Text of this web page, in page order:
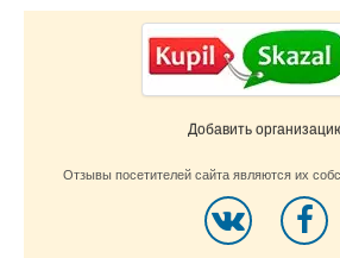
Добавить
Отзывы посетителей сайта являются их